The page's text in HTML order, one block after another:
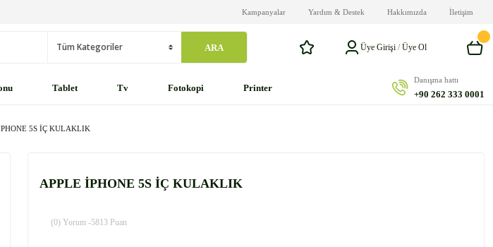
Kampanyalar Yardım & Destek Hakkımızda İletişim
ARA Üye Girişi /Üye Ol
Tablet Tv Fotokopi Printer
Danışma hattı
+90 262 333 0001
5S İÇ KULAKLIK
APPLE İPHONE 5S İÇ KULAKLIK
(0) Yorum -5813 Puan